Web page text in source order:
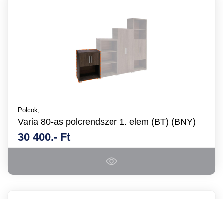
Polcok,
Varia 80-as polcrendszer 1. elem (BT) (BNY)
30 400.- Ft